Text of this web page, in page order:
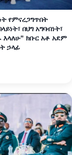
የምናረጋግጥበት
በህግ አግባብነት፣
እላለሁ" ክቡር አቶ አደም
ኃላፊ